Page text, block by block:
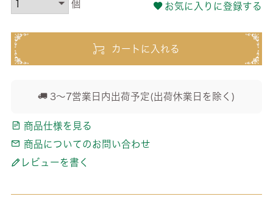
お気に入りに登録する
カートに入れる
3～7営業日内出荷予定(出荷休業日を除く)
商品仕様を見る
商品についてのお問い合わせ
レビューを書く